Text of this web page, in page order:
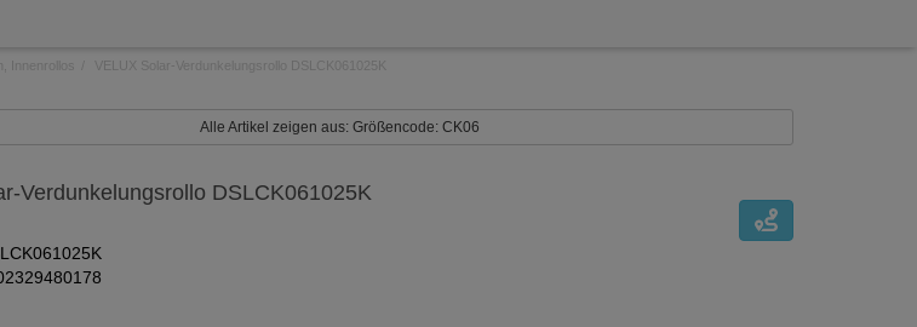
Innenrollos VELUX Solar-Verdunkelungsrollo DSLCK061025K
Alle Artikel zeigen aus: Größencode: CK06
Verdunkelungsrollo DSLCK061025K